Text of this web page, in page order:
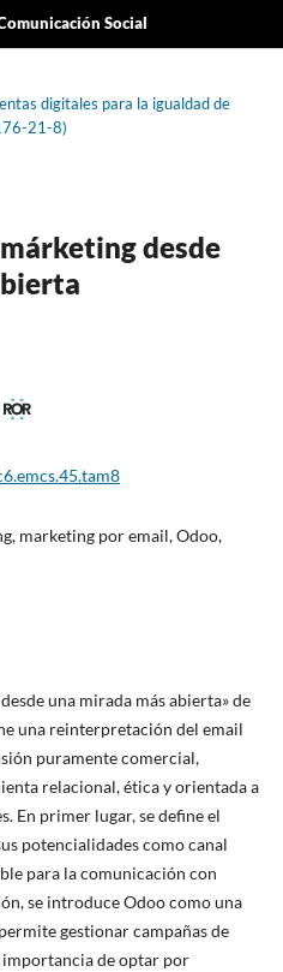
Social
digitales para la igualdad de
21-8)
desde
marketing por email, Odoo,
una mirada más abierta» de
una reinterpretación del email
puramente comercial,
relacional, ética y orientada a
En primer lugar, se define el
potencialidades como canal
para la comunicación con
se introduce Odoo como una
gestionar campañas de
de optar por